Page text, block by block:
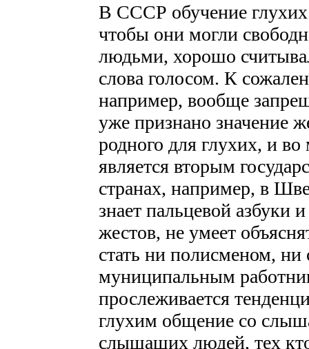
В СССР обучение глухих
чтобы они могли
людьми, хорошо
слова голосом. К
например, вообще
уже признано значение
родного для глухих, и
является вторым
странах, например, в
знает пальцевой азбуки
жестов, не умеет
стать ни полисменом, ни
муниципальным
прослеживается
глухим общение со
слышащих людей, тех